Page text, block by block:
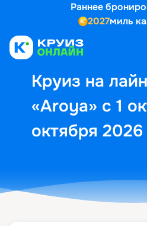
Раннее
2027миль
Круиз на
«Aroya» с 1
октября 2026
Выбор